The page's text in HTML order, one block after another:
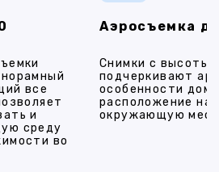
все
и
среду
во
Аэросъемка
Снимки с высоты
подчеркивают
особенности
расположение на
окружающую